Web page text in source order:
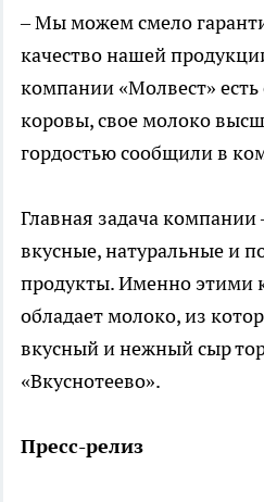
– Мы можем смело
качество нашей
компании «Молвест»
коровы, свое молоко
гордостью сообщили в
Главная задача компании
вкусные, натуральные и
продукты. Именно этими
обладает молоко, из
вкусный и нежный сыр
«Вкуснотеево».
Пресс-релиз